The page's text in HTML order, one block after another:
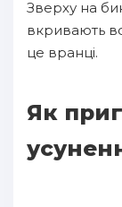
Зверху на
вкривають
це вранці.
Як